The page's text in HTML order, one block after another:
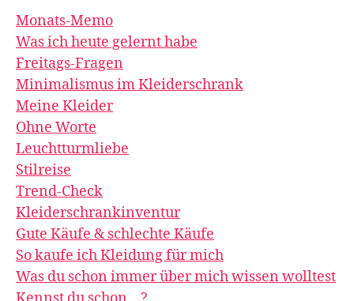
Monats-Memo
Was ich heute gelernt habe
Freitags-Fragen
Minimalismus im Kleiderschrank
Meine Kleider
Ohne Worte
Leuchtturmliebe
Stilreise
Trend-Check
Kleiderschrankinventur
Gute Käufe & schlechte Käufe
So kaufe ich Kleidung für mich
Was du schon immer über mich wissen wolltest